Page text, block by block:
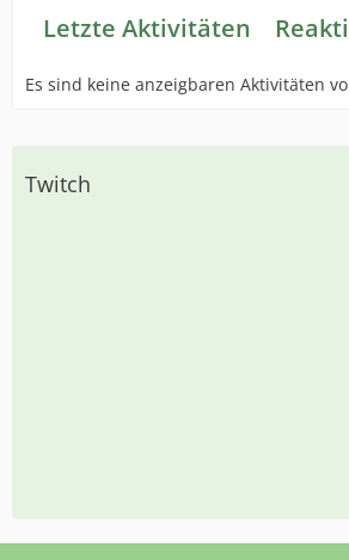
Letzte Aktivitäten
Es sind keine anzeigbaren Aktivitäten
Twitch